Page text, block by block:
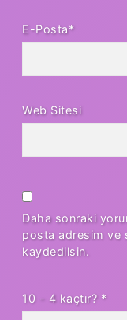
E-Posta*
Web Sitesi
Daha sonraki
posta adresim ve
kaydedilsin.
10 - 4 kaçtır? *